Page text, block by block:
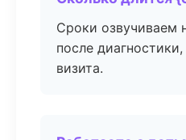
Сроки озвучиваем
после
визита.